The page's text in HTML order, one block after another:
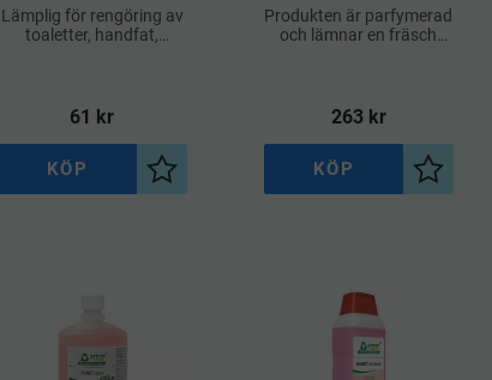
Lämplig för rengöring av
toaletter, handfat,
61 kr
Lägg till i önskelista
KÖP
Produkten är parfymerad
och lämnar en fräsch
263kr
Lägg
KÖP